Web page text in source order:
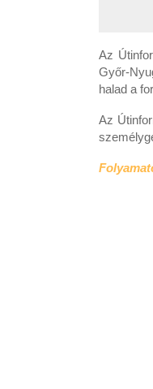
Az
Győr-
halad a
Az